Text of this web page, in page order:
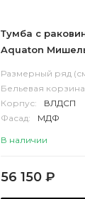
Тумба с
Aquaton
эндгрейн, белый
Размерный ряд
Бельевая
Корпус:
ВЛДСП
Фасад:
МДФ
В наличии
56 150 ₽